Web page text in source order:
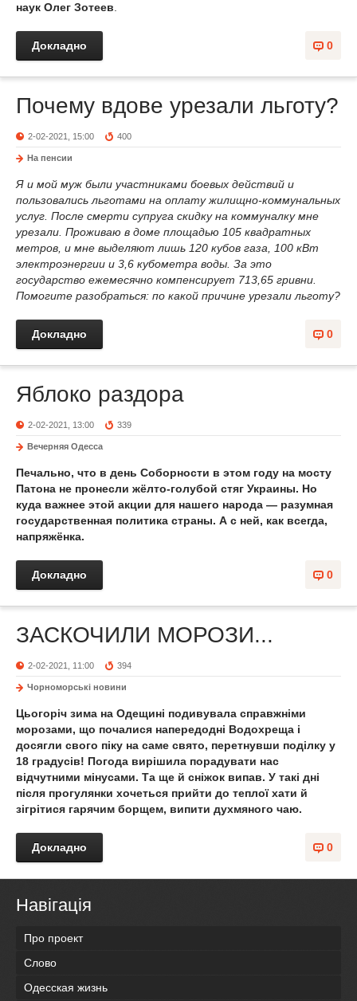
наук Олег Зотеев
0
Докладно
Почему вдове урезали льготу?
2-02-2021, 15:00 400
На пенсии
Я и мой муж были участниками боевых действий и
пользовались льготами на оплату жилищно-коммунальных
услуг. После смерти супруга скидку на коммуналку мне
урезали. Проживаю в доме площадью 105 квадратных
метров, и мне выделяют лишь 120 кубов газа, 100 кВт
электроэнергии и 3,6 кубометра воды. За это
государство ежемесячно компенсирует 713,65 гривни.
Помогите разобраться: по какой причине урезали льготу?
0
Докладно
Яблоко раздора
2-02-2021, 13:00 339
Вечерняя Одесса
Печально, что в день Соборности в этом году на мосту
Патона не пронесли жёлто-голубой стяг Украины. Но
куда важнее этой акции для нашего народа — разумная
государственная политика страны. А с ней, как всегда,
напряжёнка.
0
Докладно
ЗАСКОЧИЛИ МОРОЗИ...
2-02-2021, 11:00 394
Чорноморські новини
Цьогоріч зима на Одещині подивувала справжніми
морозами, що почалися напередодні Водохреща і
досягли свого піку на саме свято, перетнувши поділку у
18 градусів! Погода вирішила порадувати нас
відчутними мінусами. Та ще й сніжок випав. У такі дні
після прогулянки хочеться прийти до теплої хати й
зігрітися гарячим борщем, випити духмяного чаю.
0
Докладно
Навігація
Про проект
Слово
Одесская жизнь